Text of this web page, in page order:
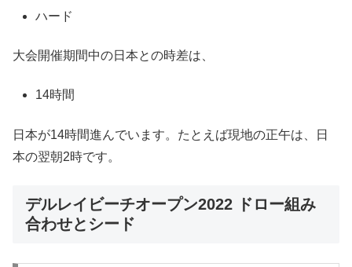
ハード
大会開催期間中の日本との時差は、
14時間
日本が14時間進んでいます。たとえば現地の正午は、日
本の翌朝2時です。
デルレイビーチオープン2022 ドロー組み
合わせとシード